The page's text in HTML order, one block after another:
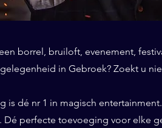
borrel, bruiloft, evenement,
in Gebroek? Zoekt u
is dé nr 1 in magisch
Dé perfecte toevoeging voor elke